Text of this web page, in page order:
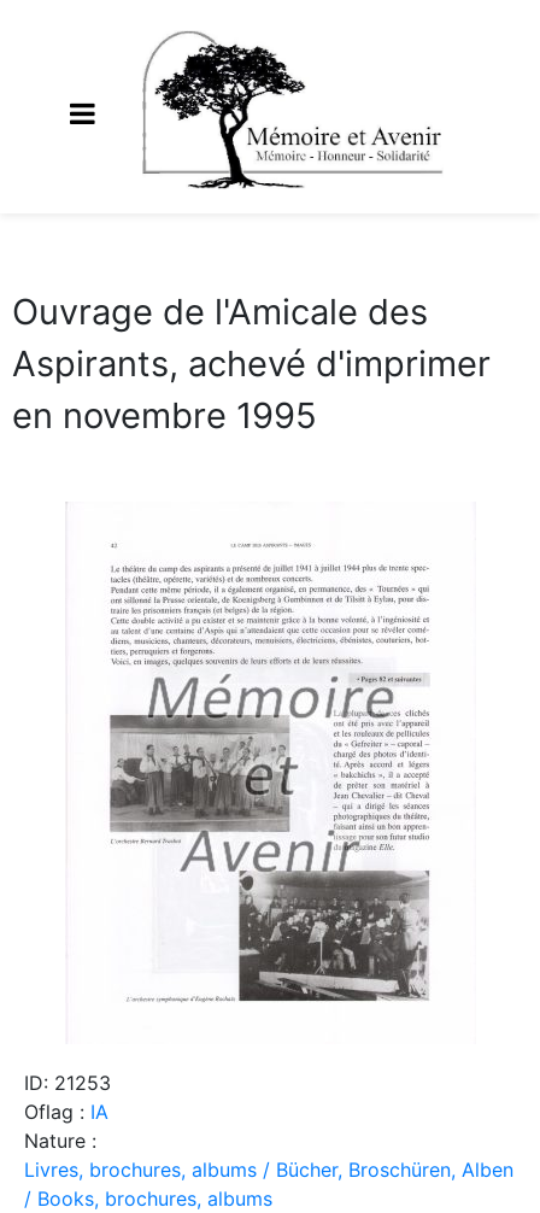
Ouvrage de l'Amicale des
Aspirants, achevé d'imprimer
en novembre 1995
ID: 21253
Oflag : IA
Nature :
Livres, brochures, albums / Bücher, Broschüren, Alben
/ Books, brochures, albums